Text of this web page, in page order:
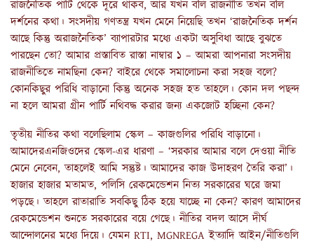
রাজনৈতিক পার্টি থেকে দূরে থাকব, আর যখন বলি রাজনীতি তখন বলি
দর্শনের কথা। সংসদীয় গণতন্ত্র যখন মেনে নিয়েছি তখন ‘রাজনৈতিক দর্শন
আছে কিন্তু অরাজনৈতিক’ ব্যাপারটার মধ্যে একটা অসুবিধা আছে বুঝতে
পারছেন তো? আমার প্রস্তাবিত রাস্তা নাম্বার ১ – আমরা আপনারা সংসদীয়
রাজনীতিতে নামছিনা কেন? বাইরে থেকে সমালোচনা করা সহজ বলে?
কোনকিছুর পরিধি বাড়ানো কিন্তু অনেক সহজ হত তাহলে। কোন দল পছন্দ
না হলে আমরা গ্রীন পার্টি নথিবদ্ধ করার জন্য একজোট হচ্ছিনা কেন?
তৃতীয় নীতির কথা বলেছিলাম স্কেল – কাজগুলির পরিধি বাড়ানো।
আমাদেরএনজিওদের স্কেল-এর ধারণা – ‘সরকার আমার বলে দেওয়া নীতি
মেনে নেবেন, তাহলেই আমি সন্তুষ্ট। আমাদের কাজ উদাহরণ তৈরি করা’।
হাজার হাজার মতামত, পলিসি রেকমেন্ডেশন নিত্য সরকারের ঘরে জমা
পড়ছে। তাহলে রাতারাতি সবকিছু ঠিক হয়ে যাচ্ছে না কেন? কারণ আমাদের
রেকমেন্ডেশন শুনতে সরকারের বয়ে গেছে। নীতির বদল আসে দীর্ঘ
আন্দোলনের মধ্যে দিয়ে। যেমন RTI, MGNREGA ইত্যাদি আইন/নীতিগুলি